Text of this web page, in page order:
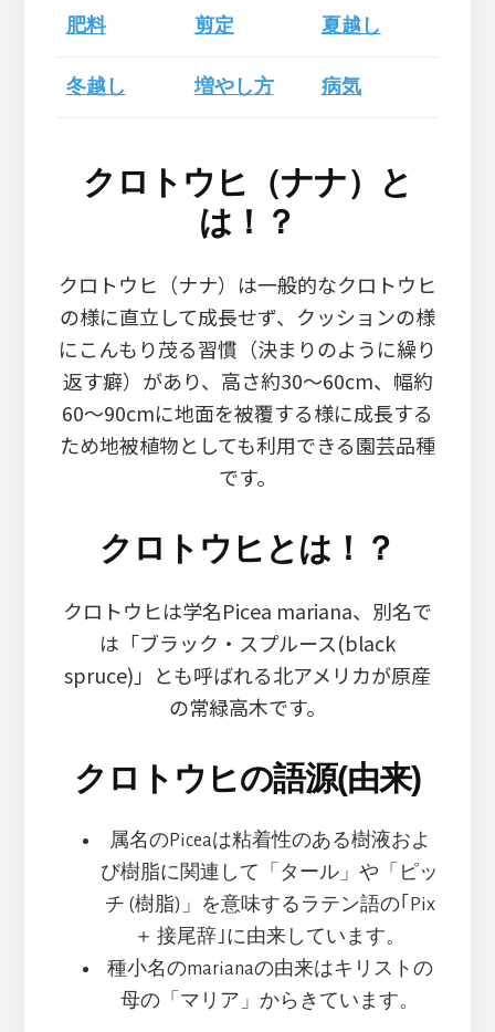
肥料 剪定 夏越し
冬越し 増やし方 病気
クロトウヒ（ナナ）と
は！？
クロトウヒ（ナナ）は一般的なクロトウヒ
の様に直立して成長せず、クッションの様
にこんもり茂る習慣（決まりのように繰り
返す癖）があり、高さ約30～60cm、幅約
60～90cmに地面を被覆する様に成長する
ため地被植物としても利用できる園芸品種
です。
クロトウヒとは！？
クロトウヒは学名Picea mariana、別名で
は「ブラック・スプルース(black
spruce)」とも呼ばれる北アメリカが原産
の常緑高木です。
クロトウヒの語源(由来)
属名のPiceaは粘着性のある樹液およ
び樹脂に関連して「タール」や「ピッ
チ (樹脂)」を意味するラテン語の｢Pix
＋ 接尾辞｣に由来しています。
種小名のmarianaの由来はキリストの
母の「マリア」からきています。